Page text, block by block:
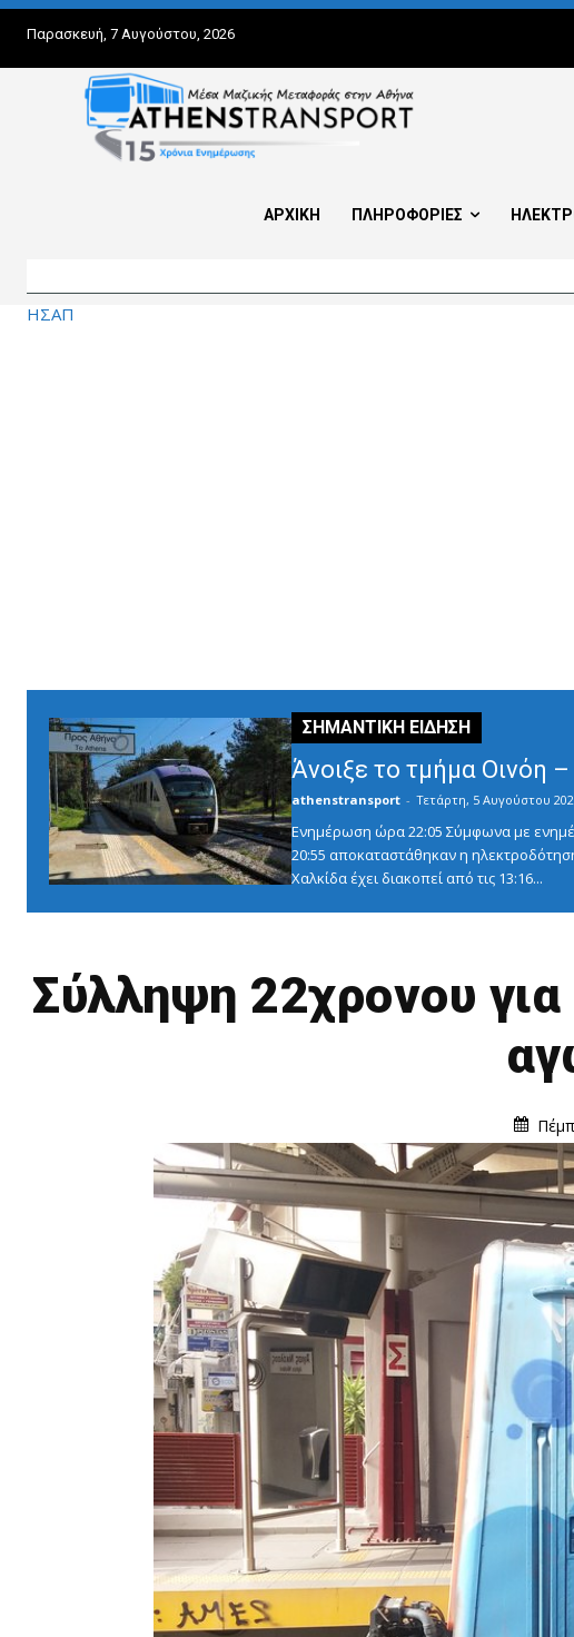
Παρασκευή, 7 Αυγούστου, 2026
ΑΡΧΙΚΗ ΠΛΗΡΟΦΟΡΙΕΣ
ΗΣΑΠ
Άνοιξε το τμήμα Οινόη
athenstransport - Τετάρτη, 5 Αυγούστου
Ενημέρωση ώρα 22:05 Σύμφωνα με
20:55 αποκαταστάθηκαν η
Χαλκίδα έχει διακοπεί από τις 13:16...
Σύλληψη 22χρονου